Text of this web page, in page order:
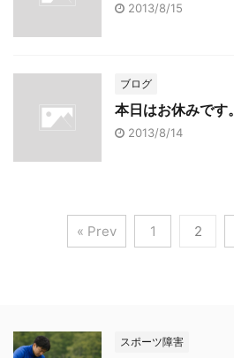
2013/8/15
ブログ
本日はお休みです。
2013/8/14
« Prev 1 2
スポーツ障害